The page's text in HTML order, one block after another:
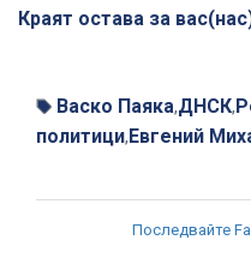
Краят остава за
Васко Паяка,ДНСК,
политици,Евгений
Последвайте